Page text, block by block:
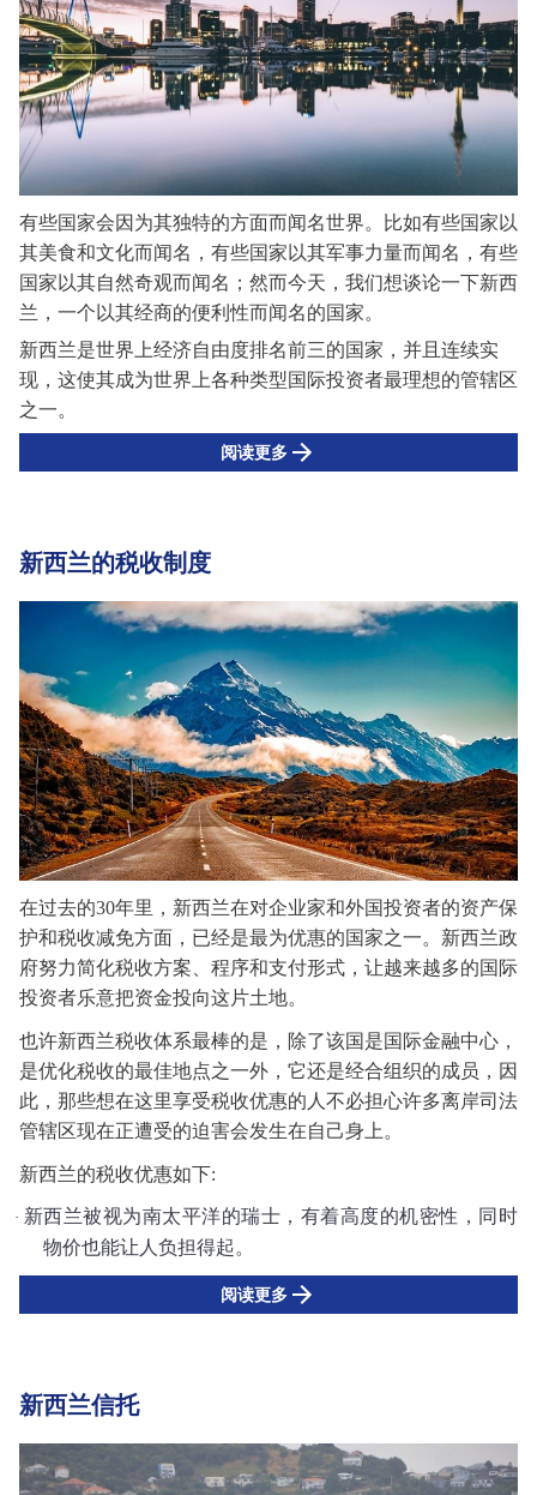
有些国家会因为其独特的方面而闻名世界。比如有些国家以
其美食和文化而闻名，有些国家以其军事力量而闻名，有些
国家以其自然奇观而闻名；然而今天，我们想谈论一下新西
兰，一个以其经商的便利性而闻名的国家。
新西兰是世界上经济自由度排名前三的国家，并且连续实
现，这使其成为世界上各种类型国际投资者最理想的管辖区
之一。
阅读更多
新西兰的税收制度
在过去的30年里，新西兰在对企业家和外国投资者的资产保
护和税收减免方面，已经是最为优惠的国家之一。新西兰政
府努力简化税收方案、程序和支付形式， 让越来越多的国际
投资者乐意把资金投向这片土地。
也许新西兰税收体系最棒的是， 除了该国是国际金融中心，
是优化税收的最佳地点之一外，它还是经合组织的成员，因
此，那些想在这里享受税收优惠的人不必担心许多离岸司法
管辖区现在正遭受的迫害会发生在自己身上。
新西兰的税收优惠如下:
· 新西兰被视为南太平洋的瑞士，有着高度的机密性，同时
物价也能让人负担得起。
阅读更多
新西兰信托